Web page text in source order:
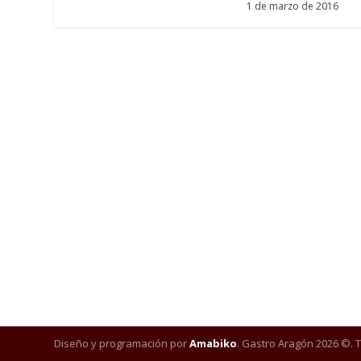
1 de marzo de 2016
Diseño y programación porAmabiko. Gastro Aragón 2026 ©.